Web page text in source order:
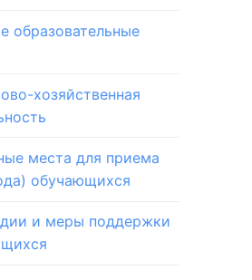
образовательные
хозяйственная
места для приема
обучающихся
и меры поддержки